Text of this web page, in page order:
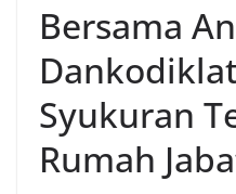
Bersama
Syukuran
Rumah